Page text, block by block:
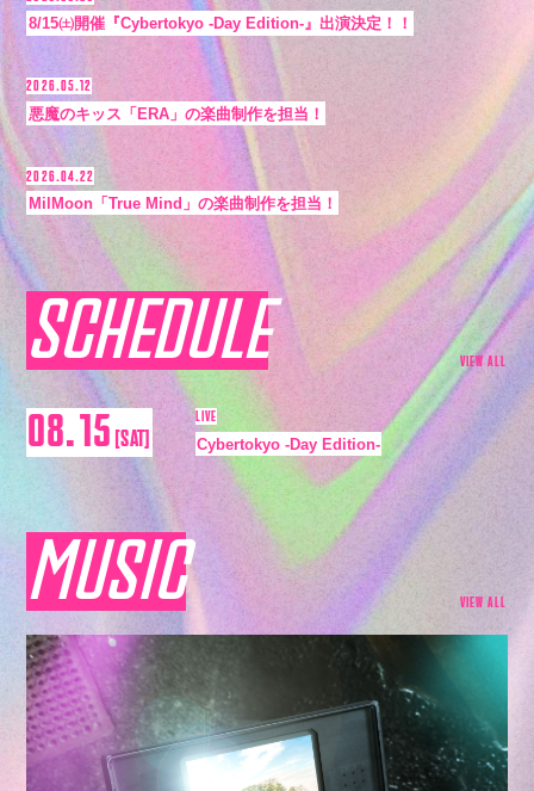
movie
PHOTO
st4ff
Q&4
room live
8/15㈯開催『Cybertokyo -Day Edition-』出演決定！！
2026.05.12
悪魔のキッス「ERA」の楽曲制作を担当！
2026.04.22
MilMoon「True Mind」の楽曲制作を担当！
SCHEDULE VIEW ALL
08.15 [SAT]
LIVE
Cybertokyo -Day Edition-
MUSIC VIEW ALL